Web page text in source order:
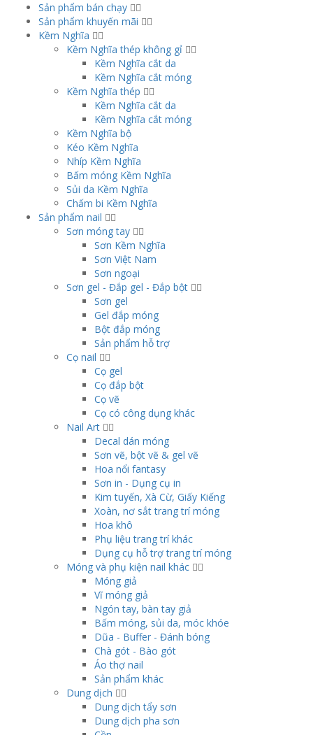
Sản phẩm bán chạy
Sản phẩm khuyến mãi
Kềm Nghĩa
Kềm Nghĩa thép không gỉ
Kềm Nghĩa cắt da
Kềm Nghĩa cắt móng
Kềm Nghĩa thép
Kềm Nghĩa cắt da
Kềm Nghĩa cắt móng
Kềm Nghĩa bộ
Kéo Kềm Nghĩa
Nhíp Kềm Nghĩa
Bấm móng Kềm Nghĩa
Sủi da Kềm Nghĩa
Chấm bi Kềm Nghĩa
Sản phẩm nail
Sơn móng tay
Sơn Kềm Nghĩa
Sơn Việt Nam
Sơn ngoại
Sơn gel - Đắp gel - Đắp bột
Sơn gel
Gel đắp móng
Bột đắp móng
Sản phẩm hỗ trợ
Cọ nail
Cọ gel
Cọ đắp bột
Cọ vẽ
Cọ có công dụng khác
Nail Art
Decal dán móng
Sơn vẽ, bột vẽ & gel vẽ
Hoa nổi fantasy
Sơn in - Dụng cụ in
Kim tuyến, Xà Cừ, Giấy Kiếng
Xoàn, nơ sắt trang trí móng
Hoa khô
Phụ liệu trang trí khác
Dụng cụ hỗ trợ trang trí móng
Móng và phụ kiện nail khác
Móng giả
Vĩ móng giả
Ngón tay, bàn tay giả
Bấm móng, sủi da, móc khóe
Dũa - Buffer - Đánh bóng
Chà gót - Bào gót
Áo thợ nail
Sản phẩm khác
Dung dịch
Dung dịch tẩy sơn
Dung dịch pha sơn